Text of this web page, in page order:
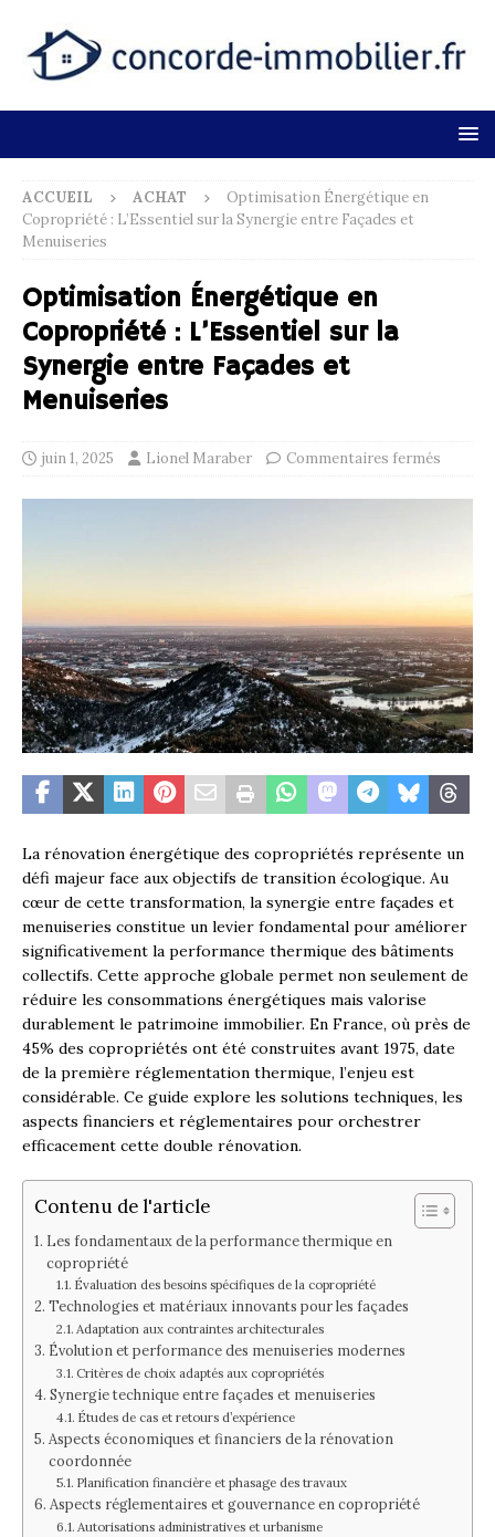
ACCUEIL ACHAT
Optimisation Énergétique en
Copropriété : L’Essentiel sur la Synergie entre Façades et
Menuiseries
Optimisation Énergétique en
Copropriété : L’Essentiel sur la
Synergie entre Façades et
Menuiseries
juin 1, 2025 Lionel Maraber Commentaires fermés
La rénovation énergétique des copropriétés représente un
défi majeur face aux objectifs de transition écologique. Au
cœur de cette transformation, la synergie entre façades et
menuiseries constitue un levier fondamental pour améliorer
significativement la performance thermique des bâtiments
collectifs. Cette approche globale permet non seulement de
réduire les consommations énergétiques mais valorise
durablement le patrimoine immobilier. En France, où près de
45% des copropriétés ont été construites avant 1975, date
de la première réglementation thermique, l’enjeu est
considérable. Ce guide explore les solutions techniques, les
aspects financiers et réglementaires pour orchestrer
efficacement cette double rénovation.
Contenu de l'article
Les fondamentaux de la performance thermique en
copropriété
Évaluation des besoins spécifiques de la copropriété
Technologies et matériaux innovants pour les façades
Adaptation aux contraintes architecturales
Évolution et performance des menuiseries modernes
Critères de choix adaptés aux copropriétés
Synergie technique entre façades et menuiseries
Études de cas et retours d’expérience
Aspects économiques et financiers de la rénovation
coordonnée
Planification financière et phasage des travaux
Aspects réglementaires et gouvernance en copropriété
Autorisations administratives et urbanisme